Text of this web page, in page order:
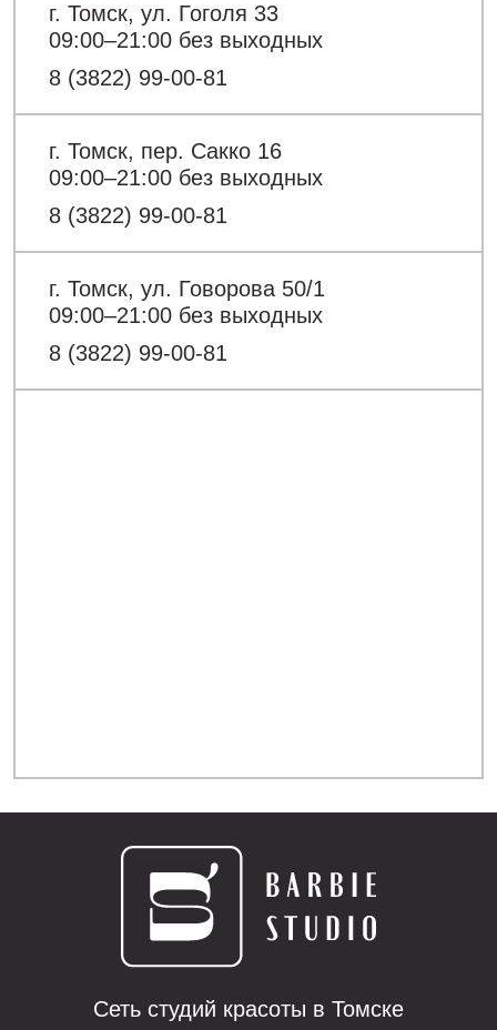
г. Томск, ул. Гоголя 33
09:00–21:00 без выходных
8 (3822) 99-00-81
г. Томск, пер. Сакко 16
09:00–21:00 без выходных
8 (3822) 99-00-81
г. Томск, ул. Говорова 50/1
09:00–21:00 без выходных
8 (3822) 99-00-81
Сеть студий красоты в Томске